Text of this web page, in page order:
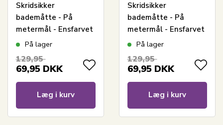
Skridsikker
bademåtte - På
metermål - Ensfarvet
- Nude - 65 cm bred -
til vådrum
På lager
129,95
69,95 DKK
Læg i kurv
Skridsikker
bademåtte - På
metermål - Ensfarvet
grå - 65 cm bred -
til vådrum
På lager
129,95
69,95 DKK
Læg i kurv